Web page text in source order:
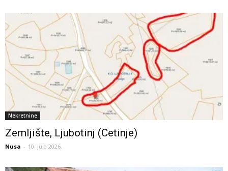
Nekretnine
Zemljište, Ljubotinj (Cetinje)
Nusa - 10. jula 2026.